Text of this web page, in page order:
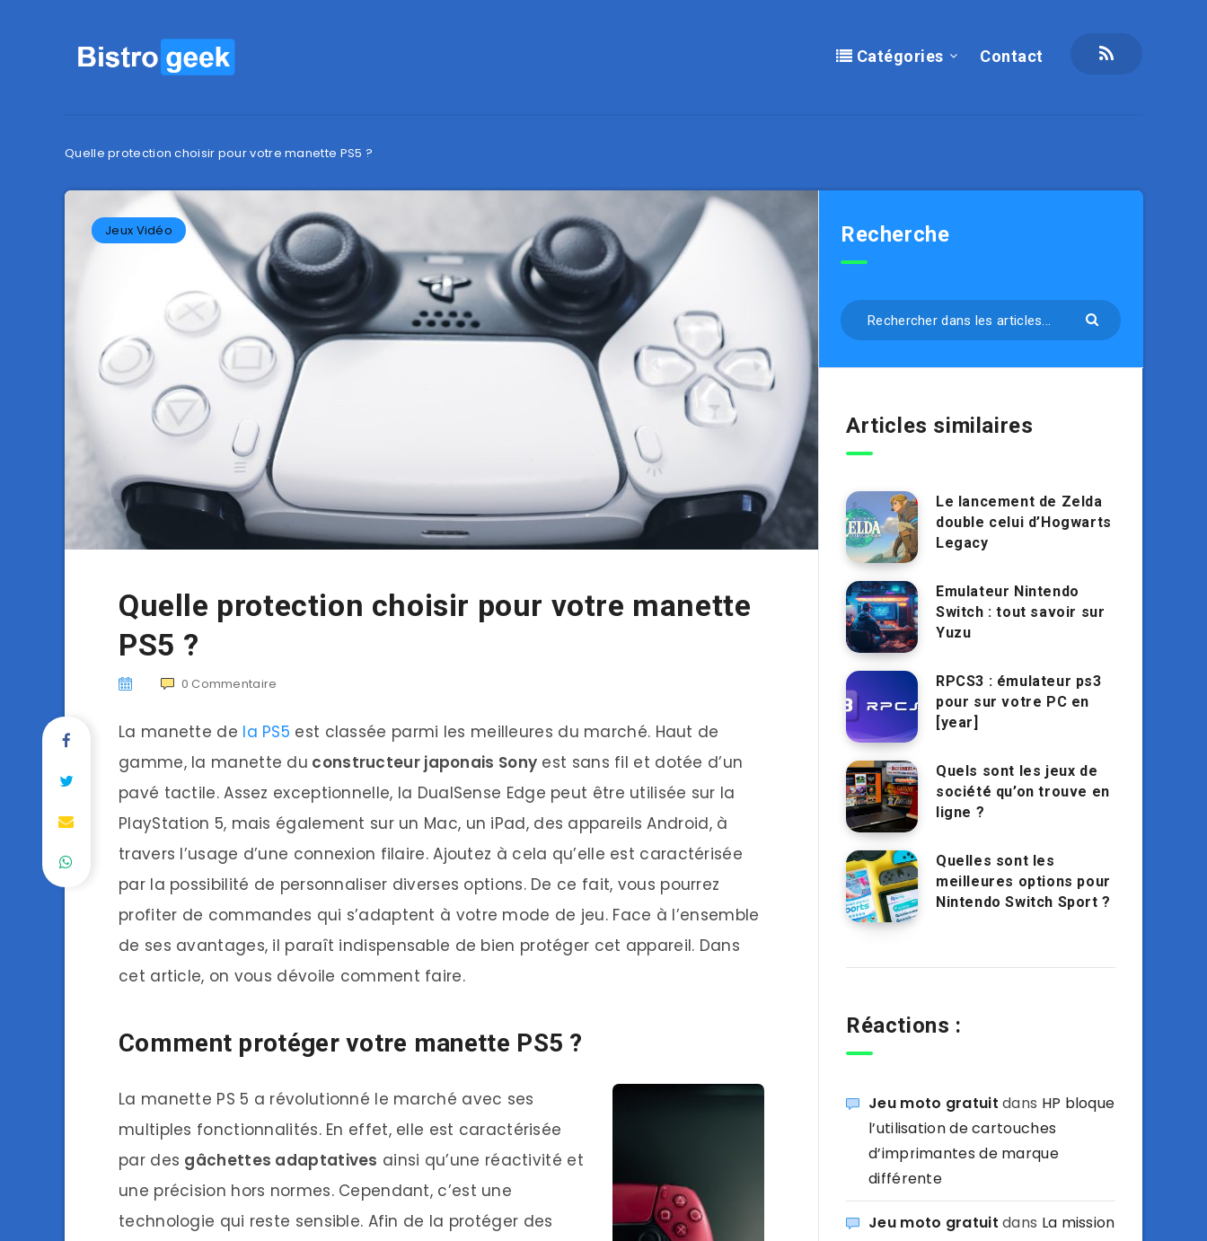
Catégories Contact
Quelle protection choisir pour votre manette PS5 ?
Jeux Vidéo
Quelle protection choisir pour votre manette
PS5 ?
0 Commentaire
La manette de la PS5 est classée parmi les meilleures du marché. Haut de
gamme, la manette du constructeur japonais Sony est sans fil et dotée d’un
pavé tactile. Assez exceptionnelle, la DualSense Edge peut être utilisée sur la
PlayStation 5, mais également sur un Mac, un iPad, des appareils Android, à
travers l’usage d’une connexion filaire. Ajoutez à cela qu’elle est caractérisée
par la possibilité de personnaliser diverses options. De ce fait, vous pourrez
profiter de commandes qui s’adaptent à votre mode de jeu. Face à l’ensemble
de ses avantages, il paraît indispensable de bien protéger cet appareil. Dans
cet article, on vous dévoile comment faire.
Comment protéger votre manette PS5 ?
La manette PS 5 a révolutionné le marché avec ses
multiples fonctionnalités. En effet, elle est caractérisée
par des gâchettes adaptatives ainsi qu’une réactivité et
une précision hors normes. Cependant, c’est une
technologie qui reste sensible. Afin de la protéger des
Recherche
Articles similaires
Le lancement de Zelda
double celui d’Hogwarts
Legacy
Emulateur Nintendo
Switch : tout savoir sur
Yuzu
RPCS3 : émulateur ps3
pour sur votre PC en
[year]
Quels sont les jeux de
société qu’on trouve en
ligne ?
Quelles sont les
meilleures options pour
Nintendo Switch Sport ?
Réactions :
Jeu moto gratuit dans HP bloque
l’utilisation de cartouches
d’imprimantes de marque
différente
Jeu moto gratuit dans La mission